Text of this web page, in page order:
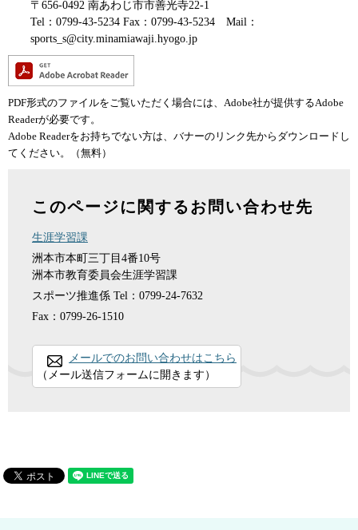
〒656-0492 南あわじ市市善光寺22-1
Tel：0799-43-5234 Fax：0799-43-5234 Mail：
sports_s@city.minamiawaji.hyogo.jp
PDF形式のファイルをご覧いただく場合には、Adobe社が提供するAdobe
Readerが必要です。
Adobe Readerをお持ちでない方は、バナーのリンク先からダウンロードし
てください。（無料）
このページに関するお問い合わせ先
生涯学習課
洲本市本町三丁目4番10号
洲本市教育委員会生涯学習課
スポーツ推進係 Tel：0799-24-7632
Fax：0799-26-1510
メールでのお問い合わせはこちら
（メール送信フォームに開きます）